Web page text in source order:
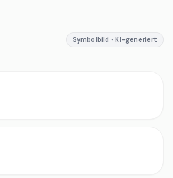
Symbolbild · KI-generiert